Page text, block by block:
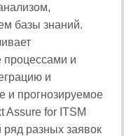
базы знаний.
процессами и
и
и прогнозируемое
Assure for ITSM
разных заявок